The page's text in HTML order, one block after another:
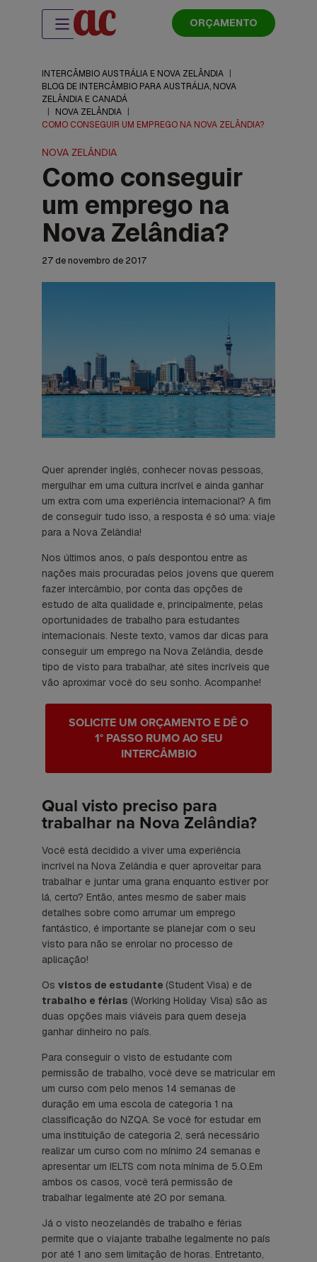
ORÇAMENTO
INTERCÂMBIO AUSTRÁLIA E NOVA ZELÂNDIA
BLOG DE INTERCÂMBIO PARA AUSTRÁLIA, NOVA
ZELÂNDIA E CANADÁ
NOVA ZELÂNDIA
COMO CONSEGUIR UM EMPREGO NA NOVA ZELÂNDIA?
NOVA ZELÂNDIA
Como conseguir
um emprego na
Nova Zelândia?
27 de novembro de 2017
Quer aprender inglês, conhecer novas pessoas,
mergulhar em uma cultura incrível e ainda ganhar
um extra com uma experiência internacional? A fim
de conseguir tudo isso, a resposta é só uma: viaje
para a Nova Zelândia!
Nos últimos anos, o país despontou entre as
nações mais procuradas pelos jovens que querem
fazer intercâmbio, por conta das opções de
estudo de alta qualidade e, principalmente, pelas
oportunidades de trabalho para estudantes
internacionais. Neste texto, vamos dar dicas para
conseguir um emprego na Nova Zelândia, desde
tipo de visto para trabalhar, até sites incríveis que
vão aproximar você do seu sonho. Acompanhe!
SOLICITE UM ORÇAMENTO E DÊ O
1° PASSO RUMO AO SEU
INTERCÂMBIO
Qual visto preciso para
trabalhar na Nova Zelândia?
Você está decidido a viver uma experiência
incrível na Nova Zelândia e quer aproveitar para
trabalhar e juntar uma grana enquanto estiver por
lá, certo? Então, antes mesmo de saber mais
detalhes sobre como arrumar um emprego
fantástico, é importante se planejar com o seu
visto para não se enrolar no processo de
aplicação!
Os vistos de estudante (Student Visa) e de
trabalho e férias (Working Holiday Visa) são as
duas opções mais viáveis para quem deseja
ganhar dinheiro no país.
Para conseguir o visto de estudante com
permissão de trabalho, você deve se matricular em
um curso com pelo menos 14 semanas de
duração em uma escola de categoria 1 na
classificação do NZQA. Se você for estudar em
uma instituição de categoria 2, será necessário
realizar um curso com no mínimo 24 semanas e
apresentar um IELTS com nota mínima de 5.0.Em
ambos os casos, você terá permissão de
trabalhar legalmente até 20 por semana.
Já o visto neozelandês de trabalho e férias
permite que o viajante trabalhe legalmente no país
por até 1 ano sem limitação de horas. Entretanto,